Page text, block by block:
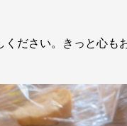
ださい。きっと心も